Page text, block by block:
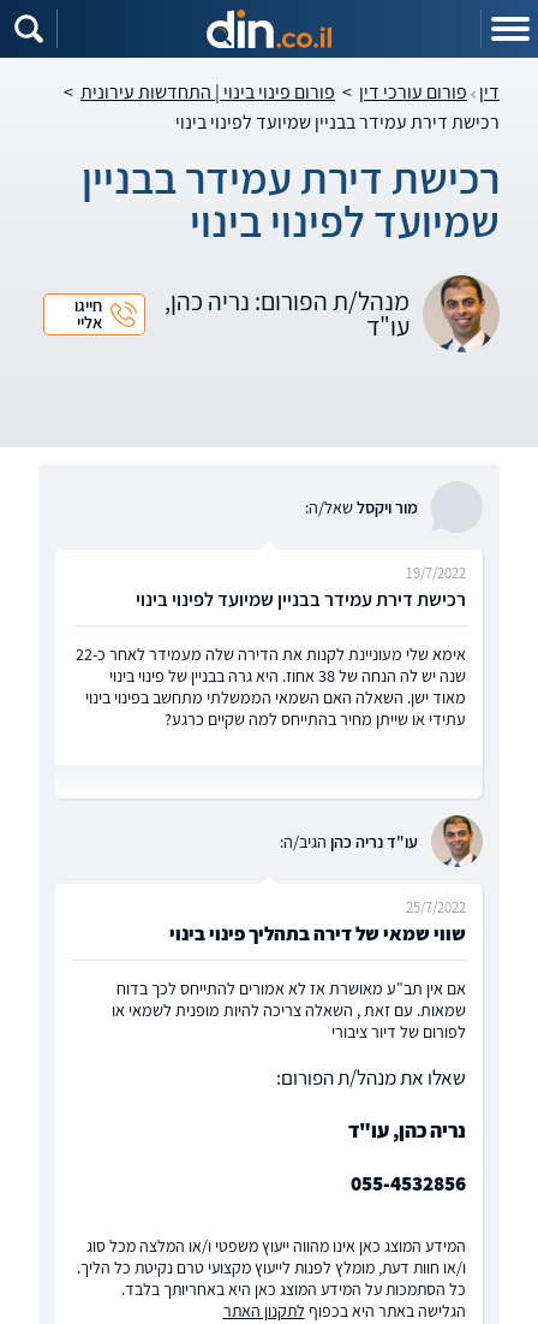
דין פורום עורכי דין > פורום פינוי בינוי | התחדשות עירונית >
רכישת דירת עמידר בבניין שמיועד לפינוי בינוי
רכישת דירת עמידר בבניין
שמיועד לפינוי בינוי
מנהל/ת הפורום: נריה כהן,
עו"ד
חייגו
אליי
מור ויקסלשאל/ה:
רכישת דירת עמידר בבניין שמיועד לפינוי בינוי
19/7/2022
אימא שלי מעוניינת לקנות את הדירה שלה מעמידר לאחר כ-22
שנה יש לה הנחה של 38 אחוז. היא גרה בבניין של פינוי בינוי
מאוד ישן. השאלה האם השמאי הממשלתי מתחשב בפינוי בינוי
עתידי או שייתן מחיר בהתייחס למה שקיים כרגע?
עו"ד נריה כהן הגיב/ה:
שווי שמאי של דירה בתהליך פינוי בינוי
25/7/2022
אם אין תב"ע מאושרת אז לא אמורים להתייחס לכך בדוח
שמאות. עם זאת , השאלה צריכה להיות מופנית לשמאי או
לפורום של דיור ציבורי
שאלו את מנהל/ת הפורום:
נריה כהן, עו"ד
055-4532856
המידע המוצג כאן אינו מהווה ייעוץ משפטי ו/או המלצה מכל סוג
ו/או חוות דעת, מומלץ לפנות לייעוץ מקצועי טרם נקיטת כל הליך.
כל הסתמכות על המידע המוצג כאן היא באחריותך בלבד.
הגלישה באתר היא בכפוף לתקנון האתר